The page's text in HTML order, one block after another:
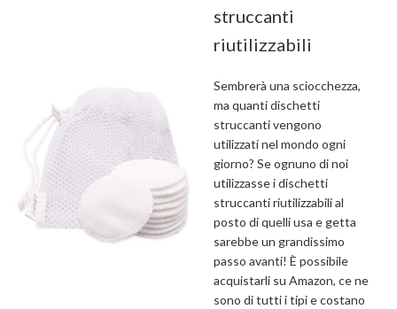
struccanti
riutilizzabili
Sembrerà una sciocchezza,
ma quanti dischetti
struccanti vengono
utilizzati nel mondo ogni
giorno? Se ognuno di noi
utilizzasse i dischetti
struccanti riutilizzabili al
posto di quelli usa e getta
sarebbe un grandissimo
passo avanti! È possibile
acquistarli su Amazon, ce ne
sono di tutti i tipi e costano